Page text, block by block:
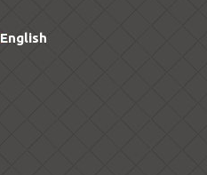
English